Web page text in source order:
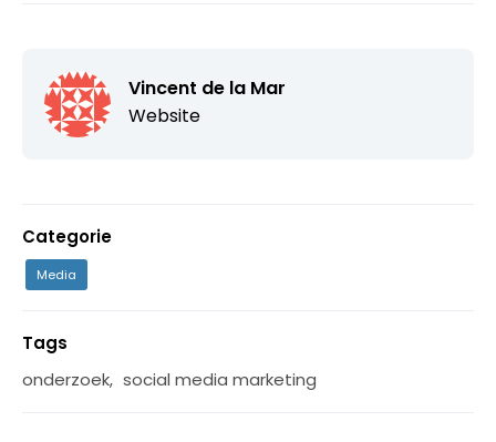
Vincent de la Mar
Website
Categorie
Media
Tags
onderzoek, social media marketing